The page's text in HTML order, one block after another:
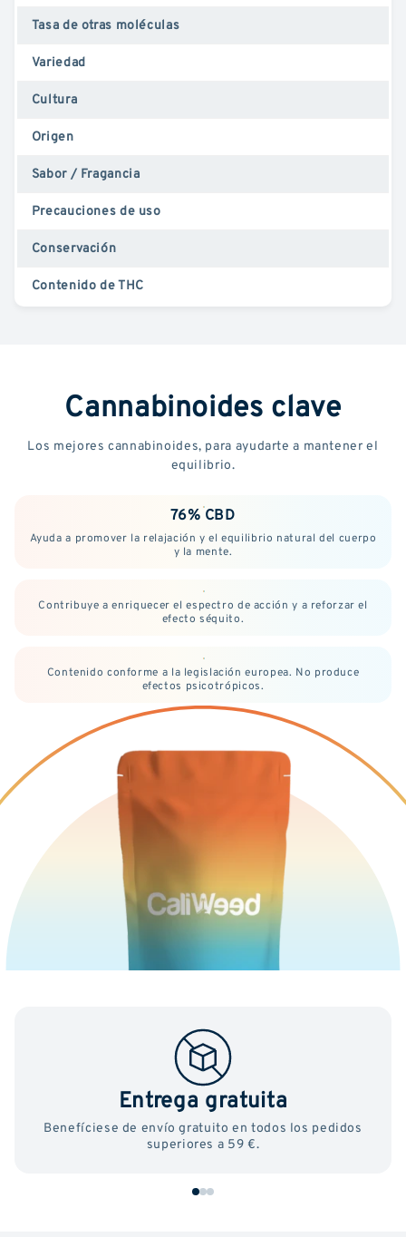
Tasa de otras moléculas
Variedad
Cultura
Origen
Sabor / Fragancia
Precauciones de uso
Conservación
Contenido de THC
Cannabinoides clave
Los mejores cannabinoides, para ayudarte a mantener el
equilibrio.
76% CBD
Ayuda a promover la relajación y el equilibrio natural del cuerpo
y la mente.
Contribuye a enriquecer el espectro de acción y a reforzar el
efecto séquito.
Contenido conforme a la legislación europea. No produce
efectos psicotrópicos.
Entrega gratuita
Benefíciese de envío gratuito en todos los pedidos
superiores a 59 €.